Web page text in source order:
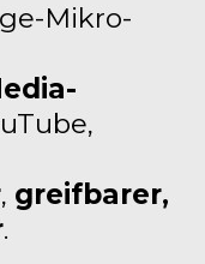
Mikro-
, greifbarer,
.